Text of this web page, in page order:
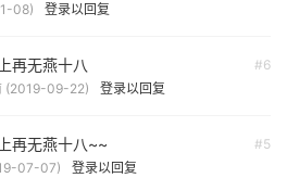
08) 登录以回复
#6
再无燕十八
(2019-09-22) 登录以回复
#5
再无燕十八~~
07-07) 登录以回复